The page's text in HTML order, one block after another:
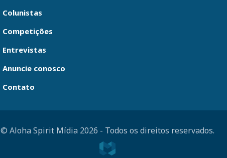
Colunistas
Competições
Entrevistas
Anuncie conosco
Contato
© Aloha Spirit Mídia 2026 - Todos os direitos reservados.